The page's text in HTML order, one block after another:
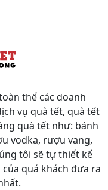
thể các doanh
vụ quà tết, quà tết
quà tết như: bánh
vodka, rượu vang,
tôi sẽ tự thiết kế
quá khách đưa ra